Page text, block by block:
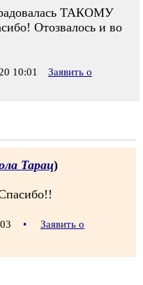
ТАКОМУ
Отозвалось и во
10:01
Заявить о
Тарац)
•
Заявить о